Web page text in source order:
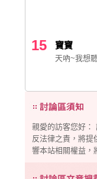
15 寶寶
天吶~我想
親愛的訪客您好：
反法律之責，將提
響本站相關權益，